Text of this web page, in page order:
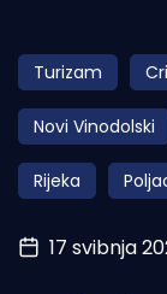
Obala
Otoci
Turizam i
Pomorstvo
Ribolov
Turizam
Novi Vinodolski
Rijeka
17 svibnja